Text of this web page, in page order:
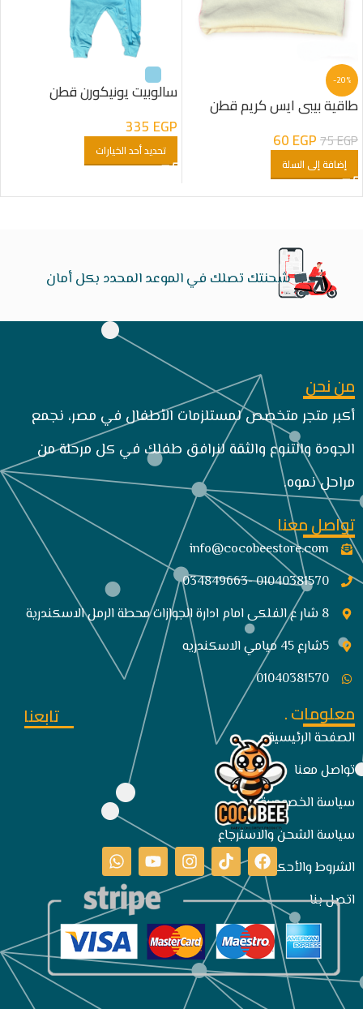
-20%
طاقية بيبى ايس كريم قطن
75EGP
60EGP
إضافة إلى السلة
سالوبيت يونيكورن قطن
335 EGP
تحديد أحد الخيارات
شحنتك تصلك في الموعد المحدد بكل أمان
من نحن
أكبر متجر متخصص لمستلزمات الأطفال في مصر، نجمع
الجودة والتنوع والثقة لنرافق طفلك في كل مرحلة من
مراحل نموه.
تواصل معنا
info@cocobeestore.com​
01040381570 -034849663
8 شار ع الفلكى امام ادارة الجوازات محطة الرمل الاسكندرية
5شارع 45 ميامي الاسكندريه
01040381570
معلومات .
الصفحة الرئيسية
تواصل معنا
سياسة الخصوصية
سياسة الشحن والاسترجاع
الشروط والأحكام
اتصل بنا
تابعنا